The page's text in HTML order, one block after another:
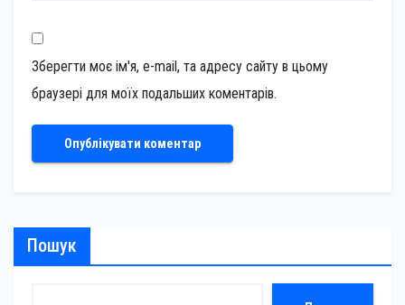
Зберегти моє ім'я, e-mail, та адресу сайту в цьому
браузері для моїх подальших коментарів.
Пошук